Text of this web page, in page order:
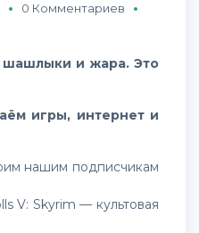
0 Комментариев
V: Skyrim — культовая